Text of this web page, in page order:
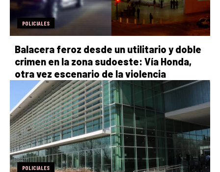
POLICIALES
Balacera feroz desde un utilitario y doble
crimen en la zona sudoeste: Vía Honda,
otra vez escenario de la violencia
POLICIALES